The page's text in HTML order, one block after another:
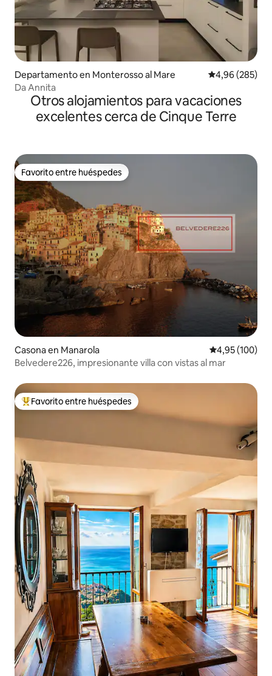
Departamento en Monterosso al Mare Calificación
4,96 (285)
Da Annita
Otros alojamientos para vacaciones
excelentes cerca de Cinque Terre
Favorito entre huéspedes
Favorito entre huéspedes
Casona en Manarola Calificación
4,95 (100)
Belvedere226, impresionante villa con vistas al mar
Favorito entre los huéspedes más destacados
Favorito entre huéspedes